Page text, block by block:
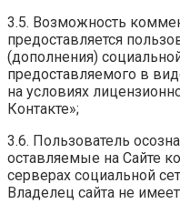
3.5. Возможность
предоставляется
(дополнения)
предоставляемого в
на условиях
Контакте»;
3.6. Пользователь
оставляемые на Сайте
серверах социальной
Владелец сайта не